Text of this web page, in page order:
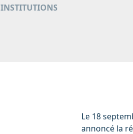
INSTITUTIONS
Le 18
annoncé la